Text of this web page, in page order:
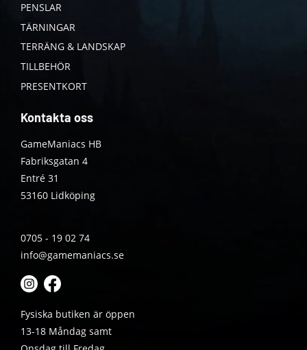
PENSLAR
TÄRNINGAR
TERRÄNG & LANDSKAP
TILLBEHÖR
PRESENTKORT
Kontakta oss
GameManiacs HB
Fabriksgatan 4
Entré 31
53160 Lidköping
0705 - 19 02 74
info@gamemaniacs.se
Fysiska butiken är öppen
13-18 Måndag samt